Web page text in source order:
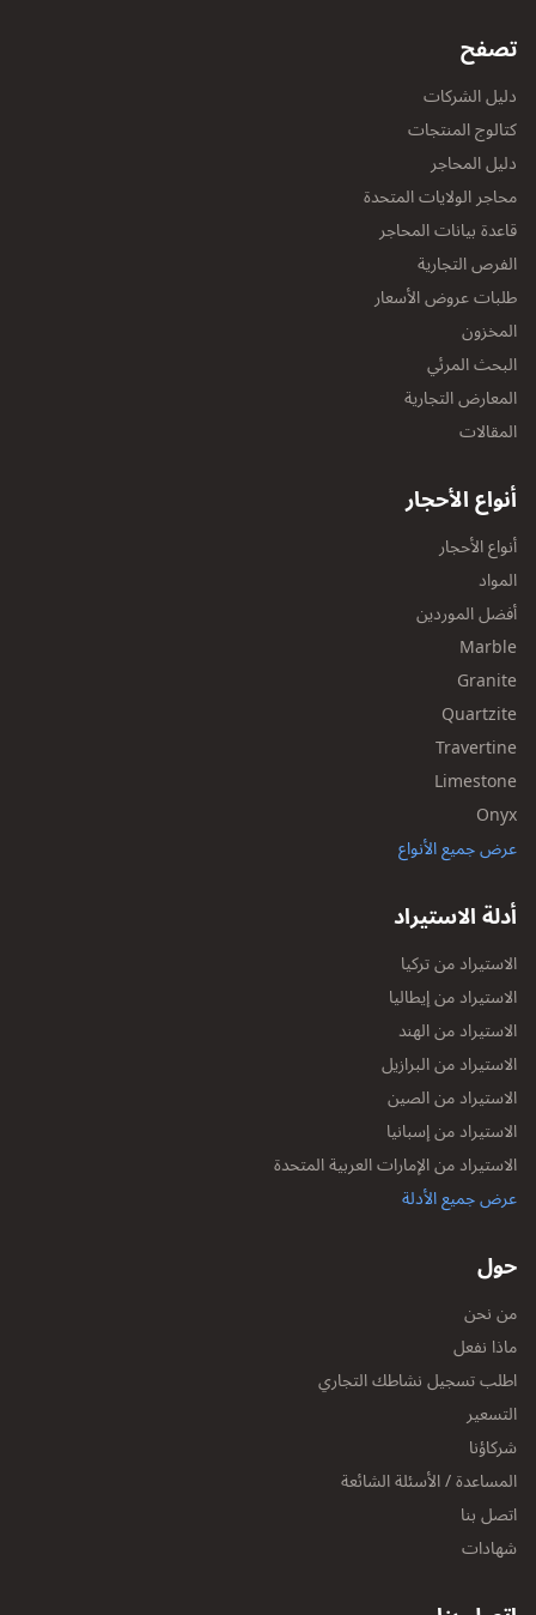
تصفح
دليل الشركات
كتالوج المنتجات
دليل المحاجر
محاجر الولايات المتحدة
قاعدة بيانات المحاجر
الفرص التجارية
طلبات عروض الأسعار
المخزون
البحث المرئي
المعارض التجارية
المقالات
أنواع الأحجار
أنواع الأحجار
المواد
أفضل الموردين
Marble
Granite
Quartzite
Travertine
Limestone
Onyx
عرض جميع الأنواع
أدلة الاستيراد
الاستيراد من تركيا
الاستيراد من إيطاليا
الاستيراد من الهند
الاستيراد من البرازيل
الاستيراد من الصين
الاستيراد من إسبانيا
الاستيراد من الإمارات العربية المتحدة
عرض جميع الأدلة
حول
من نحن
ماذا نفعل
اطلب تسجيل نشاطك التجاري
التسعير
شركاؤنا
المساعدة / الأسئلة الشائعة
اتصل بنا
شهادات